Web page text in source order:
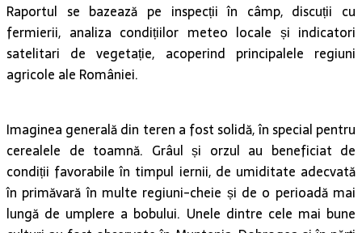
Raportul se bazează pe inspecții în câmp, discuții cu
fermierii, analiza condițiilor meteo locale și indicatori
satelitari de vegetație, acoperind principalele regiuni
agricole ale României.
Imaginea generală din teren a fost solidă, în special pentru
cerealele de toamnă. Grâul și orzul au beneficiat de
condiții favorabile în timpul iernii, de umiditate adecvată
în primăvară în multe regiuni-cheie și de o perioadă mai
lungă de umplere a bobului. Unele dintre cele mai bune